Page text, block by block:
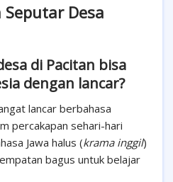
Seputar Desa
di Pacitan bisa
dengan lancar?
lancar berbahasa
percakapan sehari-hari
Jawa halus (krama inggil)
bagus untuk belajar